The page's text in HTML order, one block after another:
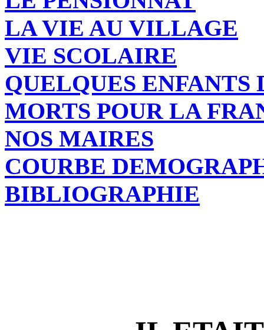
LA VIE AU VILLAGE
VIE SCOLAIRE
QUELQUES
MORTS POUR LA
NOS MAIRES
COURBE
BIBLIOGRAPHIE